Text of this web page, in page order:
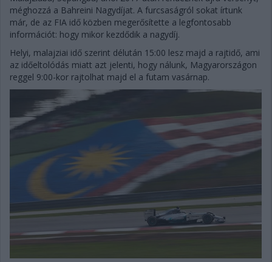
méghozzá a Bahreini Nagydíjat. A furcsaságról sokat írtunk
már, de az FIA idő közben megerősítette a legfontosabb
információt: hogy mikor kezdődik a nagydíj.
Helyi, malajziai idő szerint délután 15:00 lesz majd a rajtidő, ami
az időeltolódás miatt azt jelenti, hogy nálunk, Magyarországon
reggel 9:00-kor rajtolhat majd el a futam vasárnap.